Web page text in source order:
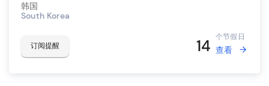
韩国
South Korea
订阅提醒 14 个节假日
查看